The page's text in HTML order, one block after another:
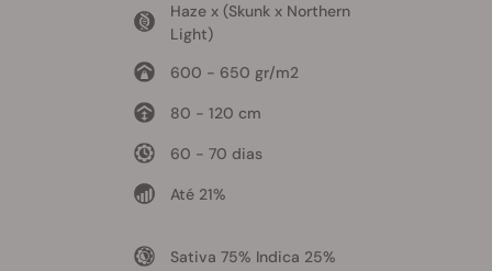
Haze x (Skunk x Northern
Light)
600 - 650 gr/m2
80 - 120 cm
60 - 70 dias
Até 21%
Sativa 75% Indica 25%